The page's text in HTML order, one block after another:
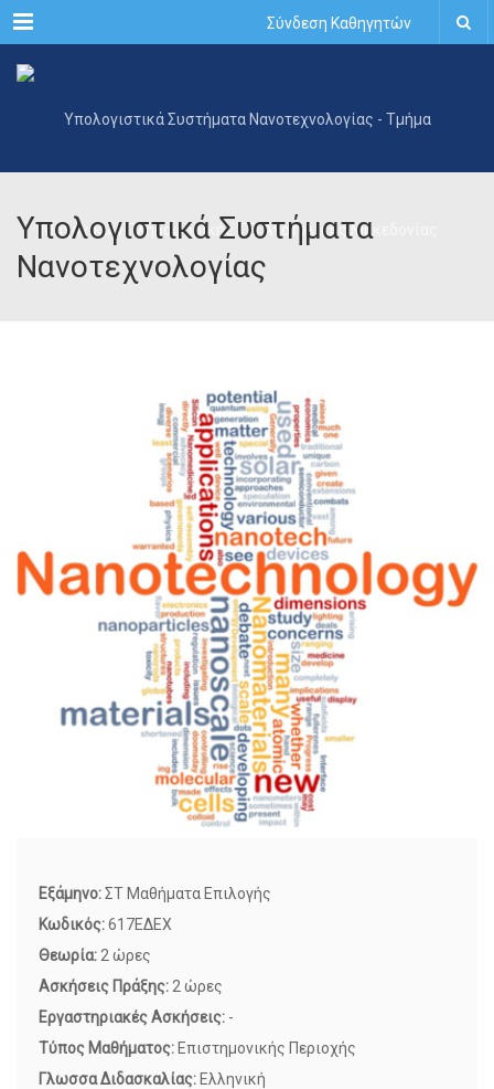
Menu Σύνδεση Καθηγητών
Υπολογιστικά Συστήματα
Νανοτεχνολογίας
Εξάμηνο:ΣΤ Μαθήματα Επιλογής
Κωδικός:617ΕΔΕΧ
Θεωρία: 2 ώρες
Ασκήσεις Πράξης: 2 ώρες
Εργαστηριακές Ασκήσεις: -
Τύπος Μαθήματος: Επιστημονικής Περιοχής
Γλωσσα Διδασκαλίας: Ελληνική